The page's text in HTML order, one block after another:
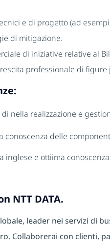
e di progetto (ad
di mitigazione.
di iniziative relative al
professionale di figure
di nella realizzazione e
conoscenza delle
inglese e ottiima
NTT DATA.
leader nei servizi di
Collaborerai con clienti,